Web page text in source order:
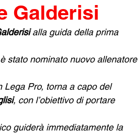
Galderisi
alla guida della prima
stato nominato nuovo allenatore
Lega Pro, torna a capo del
, con l’obiettivo di portare
guiderà immediatamente la